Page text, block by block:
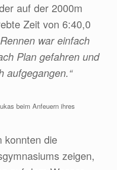
auf der 2000m
Zeit von 6:40,0
war einfach
Plan gefahren und
aufgegangen.“
beim Anfeuern ihres
konnten die
zeigen,